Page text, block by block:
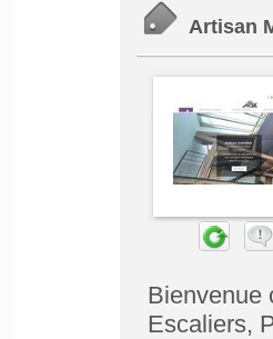
Artisan
Bienvenue
Escaliers,